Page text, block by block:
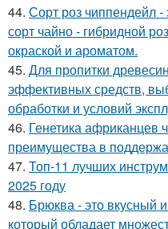
44. Сорт роз чиппендейл
сорт чайно - гибридной
окраской и ароматом.
45. Для пропитки
эффективных средств,
обработки и условий
46. Генетика африканцев
преимущества в
47. Топ-11 лучших
2025 году
48. Брюква - это вкусный
который обладает